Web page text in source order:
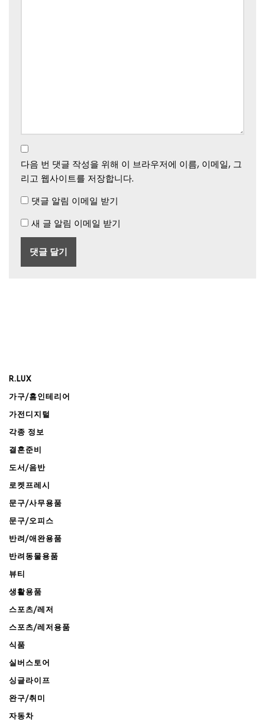
다음 번 댓글 작성을 위해 이 브라우저에 이름, 이메일, 그
리고 웹사이트를 저장합니다.
댓글 알림 이메일 받기
새 글 알림 이메일 받기
R.LUX
가구/홈인테리어
가전디지털
각종 정보
결혼준비
도서/음반
로켓프레시
문구/사무용품
문구/오피스
반려/애완용품
반려동물용품
뷰티
생활용품
스포츠/레저
스포츠/레저용품
식품
실버스토어
싱글라이프
완구/취미
자동차